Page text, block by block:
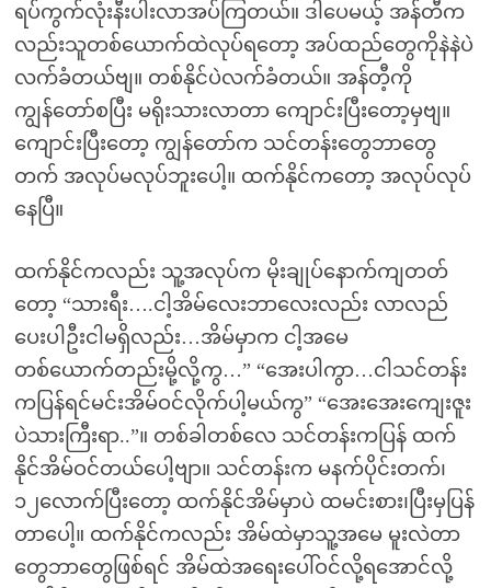
ရပ်ကွက်လုံးနီးပါးလာအပ်ကြတယ်။ ဒါပေမယ့် အန်တီက
လည်းသူတစ်ယောက်ထဲလုပ်ရတော့ အပ်ထည်တွေကိုနဲနဲပဲ
လက်ခံတယ်ဗျ။ တစ်နိုင်ပဲလက်ခံတယ်။ အန်တီ့ကို
ကျွန်တော်စပြီး မရိုးသားလာတာ ကျောင်းပြီးတော့မှဗျ။
ကျောင်းပြီးတော့ ကျွန်တော်က သင်တန်းတွေဘာတွေ
တက် အလုပ်မလုပ်ဘူးပေါ့။ ထက်နိုင်ကတော့ အလုပ်လုပ်
နေပြီ။
ထက်နိုင်ကလည်း သူ့အလုပ်က မိုးချုပ်နောက်ကျတတ်
တော့ “သားရီး….ငါ့အိမ်လေးဘာလေးလည်း လာလည်
ပေးပါဦးငါမရှိလည်း…အိမ်မှာက ငါ့အမေ
တစ်ယောက်တည်းမို့လို့ကွ…” “အေးပါကွာ…ငါသင်တန်း
ကပြန်ရင်မင်းအိမ်ဝင်လိုက်ပါ့မယ်ကွ” “အေးအေးကျေးဇူး
ပဲသားကြီးရာ..”။ တစ်ခါတစ်လေ သင်တန်းကပြန် ထက်
နိုင်အိမ်ဝင်တယ်ပေါ့ဗျာ။ သင်တန်းက မနက်ပိုင်းတက်၊
၁၂လောက်ပြီးတော့ ထက်နိုင်အိမ်မှာပဲ ထမင်းစား၊ပြီးမှပြန်
တာပေါ့။ ထက်နိုင်ကလည်း အိမ်ထဲမှာသူ့အမေ မူးလဲတာ
တွေဘာတွေဖြစ်ရင် အိမ်ထဲအရေးပေါ်ဝင်လို့ရအောင်လို့